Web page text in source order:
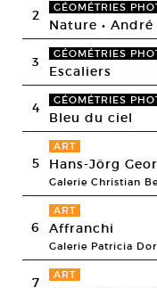
2 GÉOMÉTRIES
Nature •
3 GÉOMÉTRIES
Escaliers
4 GÉOMÉTRIES
Bleu du ciel
5
ART
Hans-Jörg
Galerie Christian
6
ART
Affranchi
Galerie Patricia
7 ART